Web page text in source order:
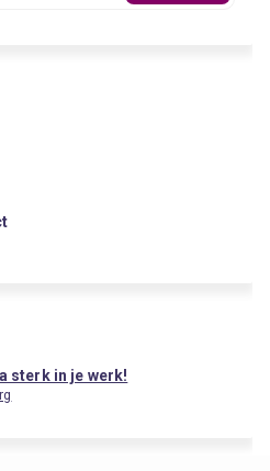
sterk in je werk!